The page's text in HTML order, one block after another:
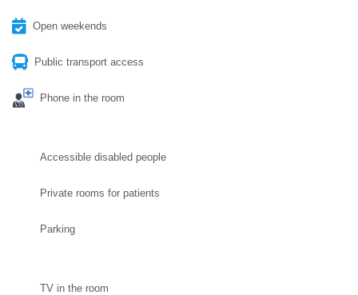
Open weekends
Public transport access
Phone in the room
Accessible disabled people
Private rooms for patients
Parking
TV in the room